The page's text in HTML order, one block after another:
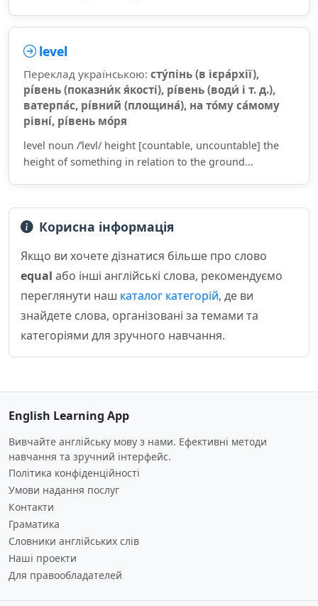
level
Переклад українською: сту́пінь (в ієра́рхії),
рі́вень (показни́к я́кості), рі́вень (води́ і т. д.),
ватерпа́с, рі́вний (площина́), на то́му са́мому
рівні́, рі́вень мо́ря
level noun /ˈlevl/ height [countable, uncountable] the
height of something in relation to the ground...
Корисна інформація
Якщо ви хочете дізнатися більше про слово
equal або інші англійські слова, рекомендуємо
переглянути наш каталог категорій, де ви
знайдете слова, організовані за темами та
категоріями для зручного навчання.
English Learning App
Вивчайте англійську мову з нами. Ефективні методи
навчання та зручний інтерфейс.
Політика конфіденційності
Умови надання послуг
Контакти
Граматика
Словники англійських слів
Наші проекти
Для правообладателей